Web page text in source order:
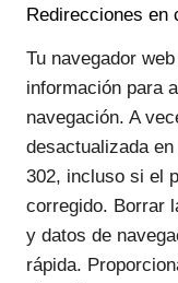
Redirecciones en
Tu navegador
información para
navegación. A
desactualizada
302, incluso si el
corregido. Borrar
y datos de
rápida.